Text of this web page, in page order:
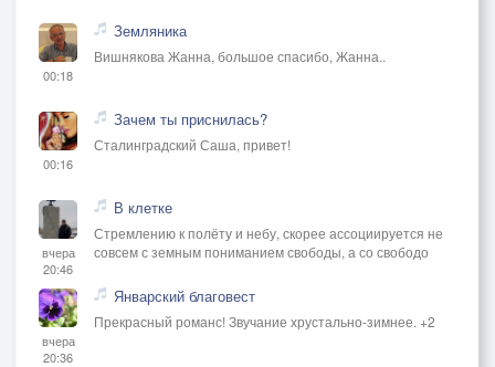
00:18
Земляника
Вишнякова Жанна, большое спасибо, Жанна..
00:16
Зачем ты приснилась?
Сталинградский Саша, привет!
вчера
20:46
В клетке
Стремлению к полёту и небу, скорее ассоциируется не
совсем с земным пониманием свободы, а со свободо
вчера
20:36
Январский благовест
Прекрасный романс! Звучание хрустально-зимнее. +2